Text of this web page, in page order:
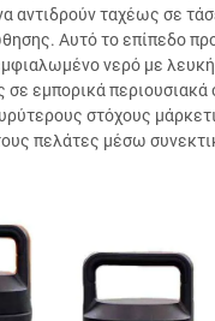
αντιδρούν ταχέως σε
Αυτό το επίπεδο
νερό με
εμπορικά περιουσιακά
στόχους
πελάτες μέσω